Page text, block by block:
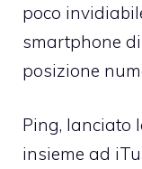
poco
smartphone
posizione
Ping, lanciato
insieme ad